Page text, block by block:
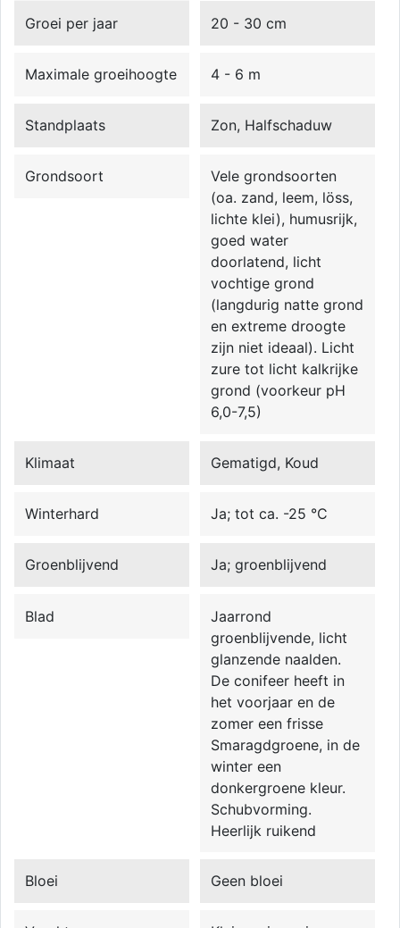
Groei per jaar 20 - 30 cm
Maximale groeihoogte 4 - 6 m
Standplaats Zon, Halfschaduw
Grondsoort
Vele grondsoorten
(oa. zand, leem, löss,
lichte klei), humusrijk,
goed water
doorlatend, licht
vochtige grond
(langdurig natte grond
en extreme droogte
zijn niet ideaal). Licht
zure tot licht kalkrijke
grond (voorkeur pH
6,0-7,5)
Klimaat Gematigd, Koud
Winterhard Ja; tot ca. -25 °C
Groenblijvend Ja; groenblijvend
Blad
Jaarrond
groenblijvende, licht
glanzende naalden.
De conifeer heeft in
het voorjaar en de
zomer een frisse
Smaragdgroene, in de
winter een
donkergroene kleur.
Schubvorming.
Heerlijk ruikend
Bloei Geen bloei